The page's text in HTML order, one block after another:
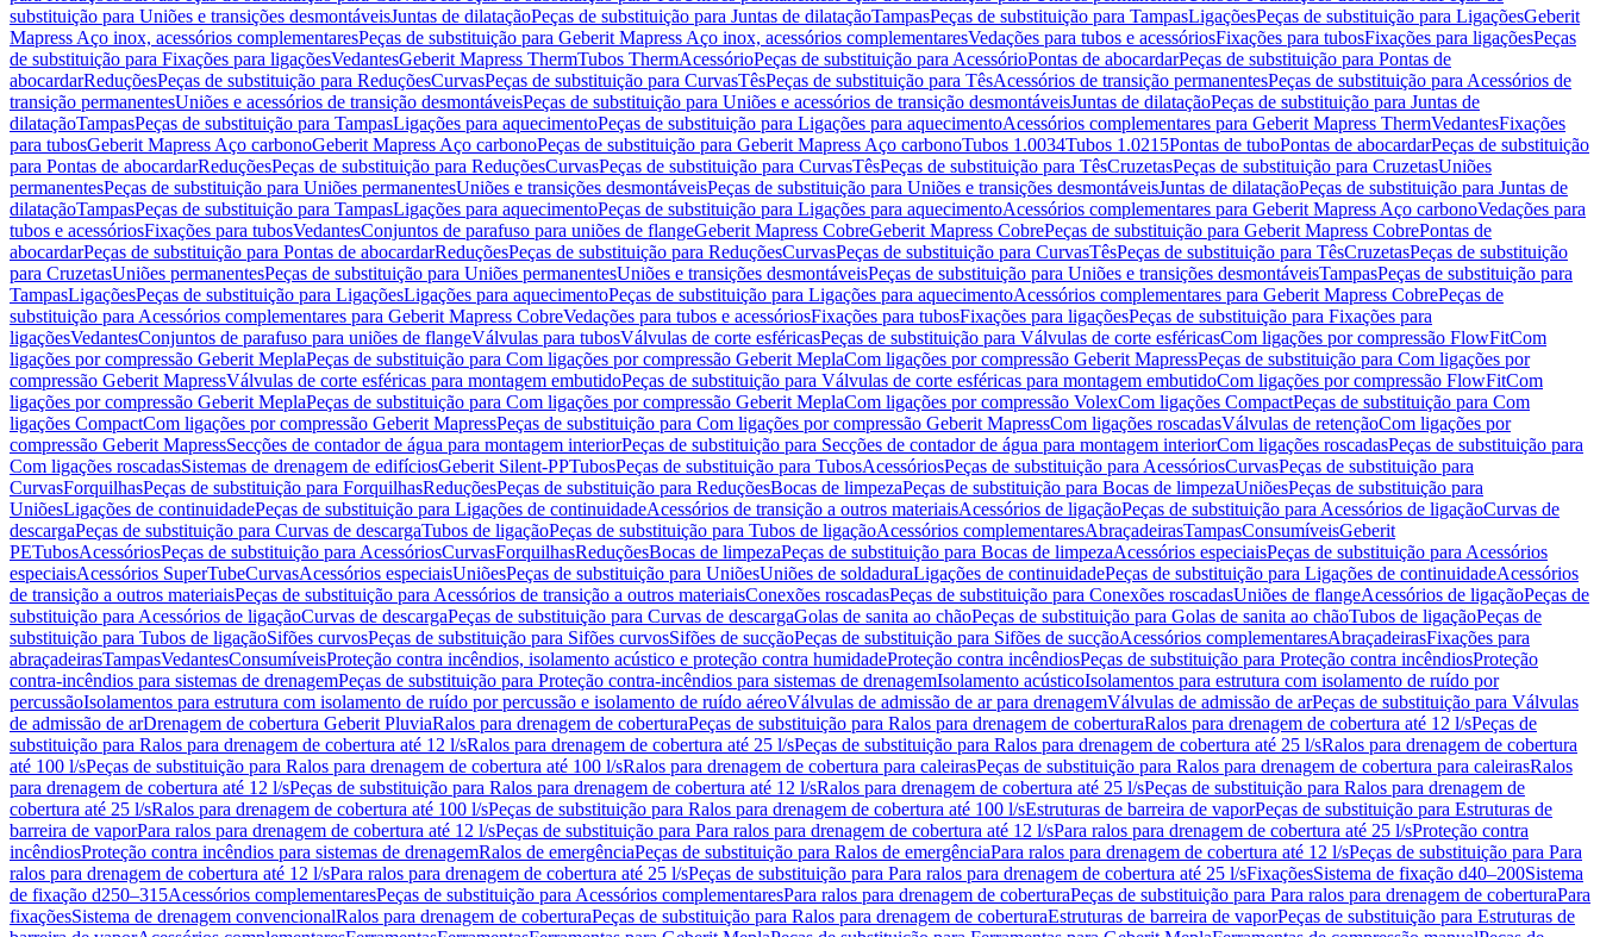
substituição para Uniões e transições desmontáveisJuntas de dilataçãoPeças de substituição para Juntas de dilataçãoTampasPeças de substituição para TampasLigaçõesPeças de substituição para LigaçõesGeberit
Mapress Aço inox, acessórios complementaresPeças de substituição para Geberit Mapress Aço inox, acessórios complementaresVedações para tubos e acessóriosFixações para tubosFixações para ligaçõesPeças
de substituição para Fixações para ligaçõesVedantesGeberit Mapress ThermTubos ThermAcessórioPeças de substituição para AcessórioPontas de abocardarPeças de substituição para Pontas de
abocardarReduçõesPeças de substituição para ReduçõesCurvasPeças de substituição para CurvasTêsPeças de substituição para TêsAcessórios de transição permanentesPeças de substituição para Acessórios de
transição permanentesUniões e acessórios de transição desmontáveisPeças de substituição para Uniões e acessórios de transição desmontáveisJuntas de dilataçãoPeças de substituição para Juntas de
dilataçãoTampasPeças de substituição para TampasLigações para aquecimentoPeças de substituição para Ligações para aquecimentoAcessórios complementares para Geberit Mapress ThermVedantesFixações
para tubosGeberit Mapress Aço carbonoGeberit Mapress Aço carbonoPeças de substituição para Geberit Mapress Aço carbonoTubos 1.0034Tubos 1.0215Pontas de tuboPontas de abocardarPeças de substituição
para Pontas de abocardarReduçõesPeças de substituição para ReduçõesCurvasPeças de substituição para CurvasTêsPeças de substituição para TêsCruzetasPeças de substituição para CruzetasUniões
permanentesPeças de substituição para Uniões permanentesUniões e transições desmontáveisPeças de substituição para Uniões e transições desmontáveisJuntas de dilataçãoPeças de substituição para Juntas de
dilataçãoTampasPeças de substituição para TampasLigações para aquecimentoPeças de substituição para Ligações para aquecimentoAcessórios complementares para Geberit Mapress Aço carbonoVedações para
tubos e acessóriosFixações para tubosVedantesConjuntos de parafuso para uniões de flangeGeberit Mapress CobreGeberit Mapress CobrePeças de substituição para Geberit Mapress CobrePontas de
abocardarPeças de substituição para Pontas de abocardarReduçõesPeças de substituição para ReduçõesCurvasPeças de substituição para CurvasTêsPeças de substituição para TêsCruzetasPeças de substituição
para CruzetasUniões permanentesPeças de substituição para Uniões permanentesUniões e transições desmontáveisPeças de substituição para Uniões e transições desmontáveisTampasPeças de substituição para
TampasLigaçõesPeças de substituição para LigaçõesLigações para aquecimentoPeças de substituição para Ligações para aquecimentoAcessórios complementares para Geberit Mapress CobrePeças de
substituição para Acessórios complementares para Geberit Mapress CobreVedações para tubos e acessóriosFixações para tubosFixações para ligaçõesPeças de substituição para Fixações para
ligaçõesVedantesConjuntos de parafuso para uniões de flangeVálvulas para tubosVálvulas de corte esféricasPeças de substituição para Válvulas de corte esféricasCom ligações por compressão FlowFitCom
ligações por compressão Geberit MeplaPeças de substituição para Com ligações por compressão Geberit MeplaCom ligações por compressão Geberit MapressPeças de substituição para Com ligações por
compressão Geberit MapressVálvulas de corte esféricas para montagem embutidoPeças de substituição para Válvulas de corte esféricas para montagem embutidoCom ligações por compressão FlowFitCom
ligações por compressão Geberit MeplaPeças de substituição para Com ligações por compressão Geberit MeplaCom ligações por compressão VolexCom ligações CompactPeças de substituição para Com
ligações CompactCom ligações por compressão Geberit MapressPeças de substituição para Com ligações por compressão Geberit MapressCom ligações roscadasVálvulas de retençãoCom ligações por
compressão Geberit MapressSecções de contador de água para montagem interiorPeças de substituição para Secções de contador de água para montagem interiorCom ligações roscadasPeças de substituição para
Com ligações roscadasSistemas de drenagem de edifíciosGeberit Silent-PPTubosPeças de substituição para TubosAcessóriosPeças de substituição para AcessóriosCurvasPeças de substituição para
CurvasForquilhasPeças de substituição para ForquilhasReduçõesPeças de substituição para ReduçõesBocas de limpezaPeças de substituição para Bocas de limpezaUniõesPeças de substituição para
UniõesLigações de continuidadePeças de substituição para Ligações de continuidadeAcessórios de transição a outros materiaisAcessórios de ligaçãoPeças de substituição para Acessórios de ligaçãoCurvas de
descargaPeças de substituição para Curvas de descargaTubos de ligaçãoPeças de substituição para Tubos de ligaçãoAcessórios complementaresAbraçadeirasTampasConsumíveisGeberit
PETubosAcessóriosPeças de substituição para AcessóriosCurvasForquilhasReduçõesBocas de limpezaPeças de substituição para Bocas de limpezaAcessórios especiaisPeças de substituição para Acessórios
especiaisAcessórios SuperTubeCurvasAcessórios especiaisUniõesPeças de substituição para UniõesUniões de soldaduraLigações de continuidadePeças de substituição para Ligações de continuidadeAcessórios
de transição a outros materiaisPeças de substituição para Acessórios de transição a outros materiaisConexões roscadasPeças de substituição para Conexões roscadasUniões de flangeAcessórios de ligaçãoPeças de
substituição para Acessórios de ligaçãoCurvas de descargaPeças de substituição para Curvas de descargaGolas de sanita ao chãoPeças de substituição para Golas de sanita ao chãoTubos de ligaçãoPeças de
substituição para Tubos de ligaçãoSifões curvosPeças de substituição para Sifões curvosSifões de sucçãoPeças de substituição para Sifões de sucçãoAcessórios complementaresAbraçadeirasFixações para
abraçadeirasTampasVedantesConsumíveisProteção contra incêndios, isolamento acústico e proteção contra humidadeProteção contra incêndiosPeças de substituição para Proteção contra incêndiosProteção
contra-incêndios para sistemas de drenagemPeças de substituição para Proteção contra-incêndios para sistemas de drenagemIsolamento acústicoIsolamentos para estrutura com isolamento de ruído por
percussãoIsolamentos para estrutura com isolamento de ruído por percussão e isolamento de ruído aéreoVálvulas de admissão de ar para drenagemVálvulas de admissão de arPeças de substituição para Válvulas
de admissão de arDrenagem de cobertura Geberit PluviaRalos para drenagem de coberturaPeças de substituição para Ralos para drenagem de coberturaRalos para drenagem de cobertura até 12 l/sPeças de
substituição para Ralos para drenagem de cobertura até 12 l/sRalos para drenagem de cobertura até 25 l/sPeças de substituição para Ralos para drenagem de cobertura até 25 l/sRalos para drenagem de cobertura
até 100 l/sPeças de substituição para Ralos para drenagem de cobertura até 100 l/sRalos para drenagem de cobertura para caleirasPeças de substituição para Ralos para drenagem de cobertura para caleirasRalos
para drenagem de cobertura até 12 l/sPeças de substituição para Ralos para drenagem de cobertura até 12 l/sRalos para drenagem de cobertura até 25 l/sPeças de substituição para Ralos para drenagem de
cobertura até 25 l/sRalos para drenagem de cobertura até 100 l/sPeças de substituição para Ralos para drenagem de cobertura até 100 l/sEstruturas de barreira de vaporPeças de substituição para Estruturas de
barreira de vaporPara ralos para drenagem de cobertura até 12 l/sPeças de substituição para Para ralos para drenagem de cobertura até 12 l/sPara ralos para drenagem de cobertura até 25 l/sProteção contra
incêndiosProteção contra incêndios para sistemas de drenagemRalos de emergênciaPeças de substituição para Ralos de emergênciaPara ralos para drenagem de cobertura até 12 l/sPeças de substituição para Para
ralos para drenagem de cobertura até 12 l/sPara ralos para drenagem de cobertura até 25 l/sPeças de substituição para Para ralos para drenagem de cobertura até 25 l/sFixaçõesSistema de fixação d40–200Sistema
de fixação d250–315Acessórios complementaresPeças de substituição para Acessórios complementaresPara ralos para drenagem de coberturaPeças de substituição para Para ralos para drenagem de coberturaPara
fixaçõesSistema de drenagem convencionalRalos para drenagem de coberturaPeças de substituição para Ralos para drenagem de coberturaEstruturas de barreira de vaporPeças de substituição para Estruturas de